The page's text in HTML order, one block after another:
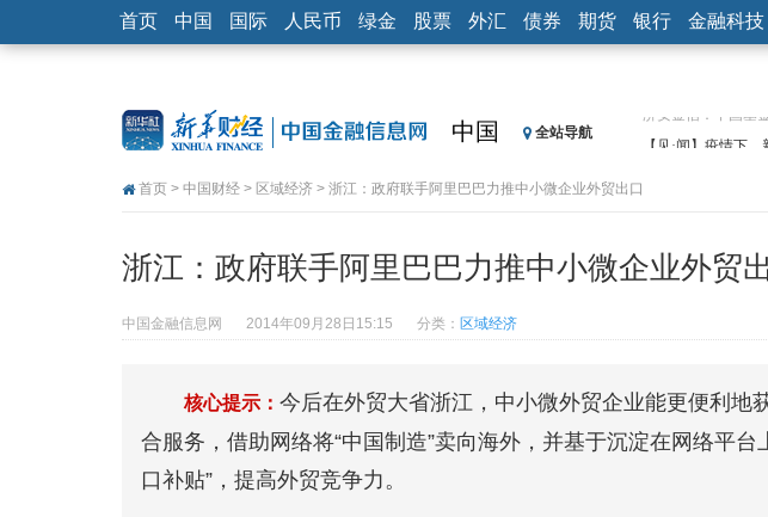
首页 中国 国际 人民币 绿金 股票 外汇 债券 期货 银行 金融科技
中国 全站导航
济安金信：中国基
【新华财经调查】
在“隐秘的角落”
央行公开市场净投
基本面及股市双轮
济安金信：中国基
首页 > 中国财经 > 区域经济 > 浙江：政府联手阿里巴巴力推中小微企业外贸出口
浙江：政府联手阿里巴巴力推中小微企业外贸
中国金融信息网 2014年09月28日15:15 分类： 区域经济
核心提示： 今后在外贸大省浙江，中小微外贸企业能更便利地
合服务，借助网络将“中国制造”卖向海外，并基于沉淀在网络平台
口补贴”，提高外贸竞争力。